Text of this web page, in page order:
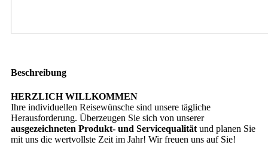
Beschreibung
HERZLICH WILLKOMMEN
Ihre individuellen Reisewünsche sind unsere tägliche
Herausforderung. Überzeugen Sie sich von unserer
ausgezeichneten Produkt- und Servicequalität und planen Sie
mit uns die wertvollste Zeit im Jahr! Wir freuen uns auf Sie!